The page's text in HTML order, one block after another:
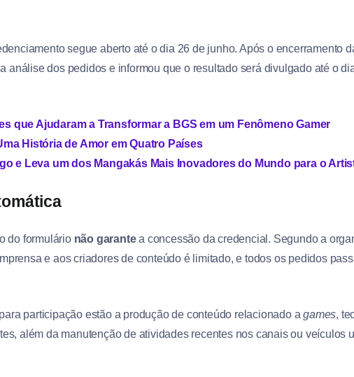
segue aberto até o dia 26 de junho. Após o encerramento
análise dos pedidos e informou que o resultado será divulgado até o
que Ajudaram a Transformar a BGS em um Fenômeno Gamer
História de Amor em Quatro Países
e Leva um dos Mangakás Mais Inovadores do Mundo para o
do formulário não garantea concessão da credencial. Segundo a
e aos criadores de conteúdo é limitado, e todos os pedidos
participação estão a produção de conteúdo relacionado agames,
além da manutenção de atividades recentes nos canais ou veículos